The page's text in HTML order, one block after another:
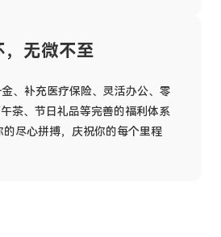
，无微不至
、补充医疗保险、灵活办公、零
茶、节日礼品等完善的福利体系
的尽心拼搏，庆祝你的每个里程